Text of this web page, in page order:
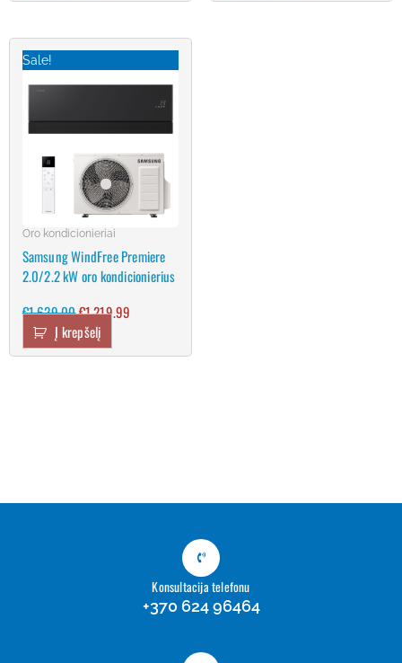
Sale!
Oro kondicionieriai
Samsung WindFree Premiere
2.0/2.2 kW oro kondicionierius
€1,629.00
Original
was:
€1,219.99
Current
is:
€1,219.99.
Į krepšelį
Konsultacija telefonu
+370 624 96464